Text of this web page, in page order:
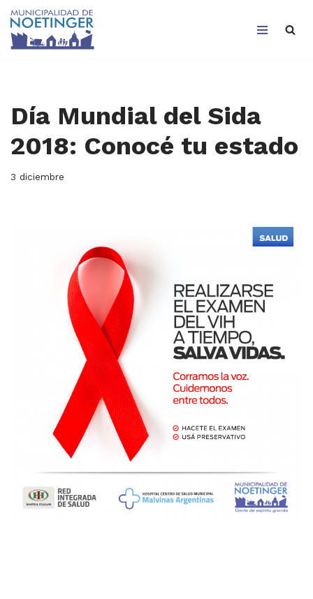
Saltar
Día Mundial del Sida
2018: Conocé tu estado
3 diciembre